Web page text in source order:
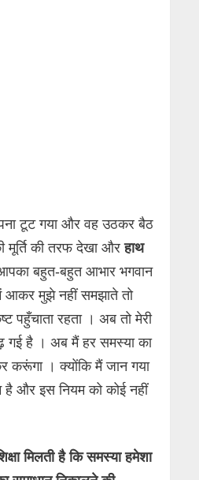
टूट गया और वह उठकर बैठ
मूर्ति की तरफ देखा औरहाथ
बहुत-बहुत आभार भगवान
आकर मुझे नहीं समझाते तो
पहुँचाता रहता । अब तो मेरी
है । अब मैं हर समस्या का
करूंगा । क्योंकि मैं जान गया
है और इस नियम को कोई नहीं
मिलती है कि समस्या हमेशा